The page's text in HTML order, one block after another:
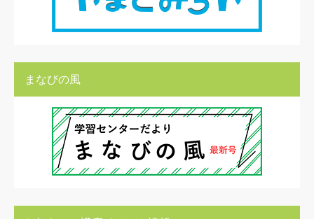
まなびの風